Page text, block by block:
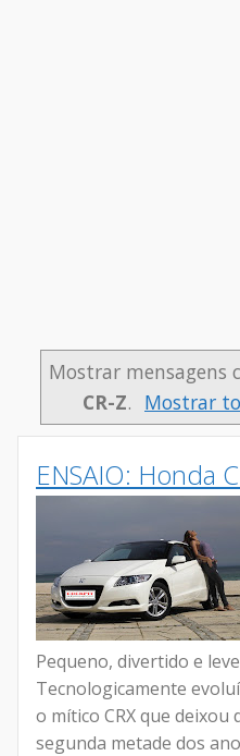
Mostrar mensagens
CR-Z. Mostrar
ENSAIO: Honda
Pequeno, divertido e
Tecnologicamente
o mítico CRX que deixou
segunda metade dos